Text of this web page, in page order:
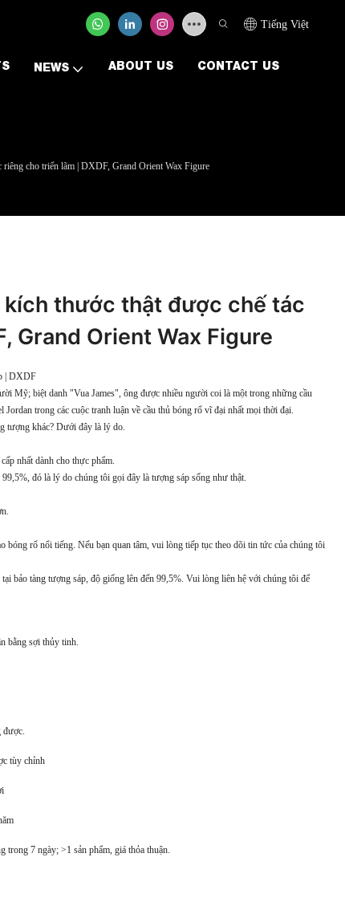
Tiếng Việt
NEWS ABOUT US CONTACT US
cho triển lãm | DXDF, Grand Orient Wax Figure
kích thước thật được chế tác
Grand Orient Wax Figure
| DXDF
Mỹ; biệt danh "Vua James", ông được nhiều người coi là một trong những cầu
trong các cuộc tranh luận về cầu thủ bóng rổ vĩ đại nhất mọi thời đại.
tượng khác? Dưới đây là lý do.
nhất dành cho thực phẩm.
đó là lý do chúng tôi gọi đây là tượng sáp sống như thật.
bóng rổ nổi tiếng. Nếu bạn quan tâm, vui lòng tiếp tục theo dõi tin tức của chúng tôi
bảo tàng tượng sáp, độ giống lên đến 99,5%. Vui lòng liên hệ với chúng tôi để
bằng sợi thủy tinh.
được.
tùy chỉnh
trong 7 ngày; >1 sản phẩm, giá thỏa thuận.